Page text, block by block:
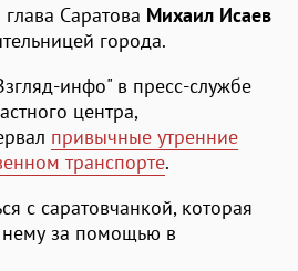
Саратова Михаил Исаев
города.
инфо" в пресс-службе
центра,
привычные утренние
транспорте.
с саратовчанкой, которая
нему за помощью в